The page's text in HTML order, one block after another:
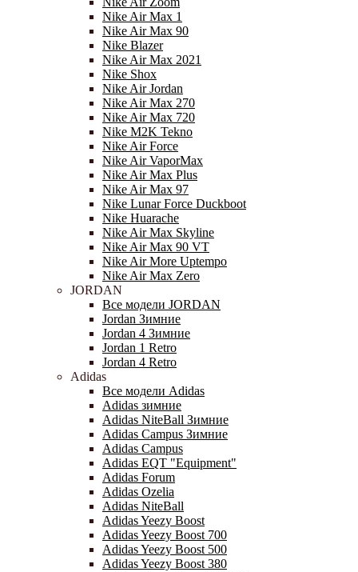
Nike Air Max 1
Nike Air Max 90
Nike Blazer
Nike Air Max 2021
Nike Shox
Nike Air Jordan
Nike Air Max 270
Nike Air Max 720
Nike M2K Tekno
Nike Air Force
Nike Air VaporMax
Nike Air Max Plus
Nike Air Max 97
Nike Lunar Force Duckboot
Nike Huarache
Nike Air Max Skyline
Nike Air Max 90 VT
Nike Air More Uptempo
Nike Air Max Zero
JORDAN
Все модели JORDAN
Jordan Зимние
Jordan 4 Зимние
Jordan 1 Retro
Jordan 4 Retro
Adidas
Все модели Adidas
Adidas зимние
Adidas NiteBall Зимние
Adidas Campus Зимние
Adidas Campus
Adidas EQT "Equipment"
Adidas Forum
Adidas Ozelia
Adidas NiteBall
Adidas Yeezy Boost
Adidas Yeezy Boost 700
Adidas Yeezy Boost 500
Adidas Yeezy Boost 380